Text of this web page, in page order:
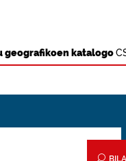
geografikoen katalogo